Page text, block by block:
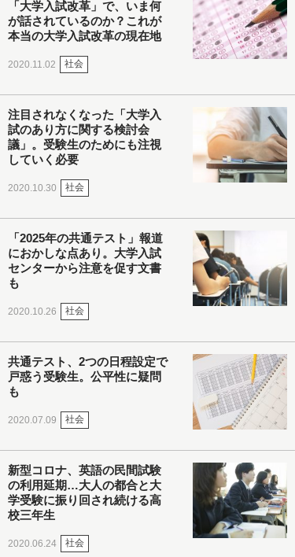
「大学入試改革」で、いま何
が話されているのか？これが
本当の大学入試改革の現在地
2020.11.02 社会
注目されなくなった「大学入
試のあり方に関する検討会
議」。受験生のためにも注視
していく必要
2020.10.30 社会
「2025年の共通テスト」報道
におかしな点あり。大学入試
センターから注意を促す文書
も
2020.10.26 社会
共通テスト、2つの日程設定で
戸惑う受験生。公平性に疑問
も
2020.07.09 社会
新型コロナ、英語の民間試験
の利用延期…大人の都合と大
学受験に振り回され続ける高
校三年生
2020.06.24 社会